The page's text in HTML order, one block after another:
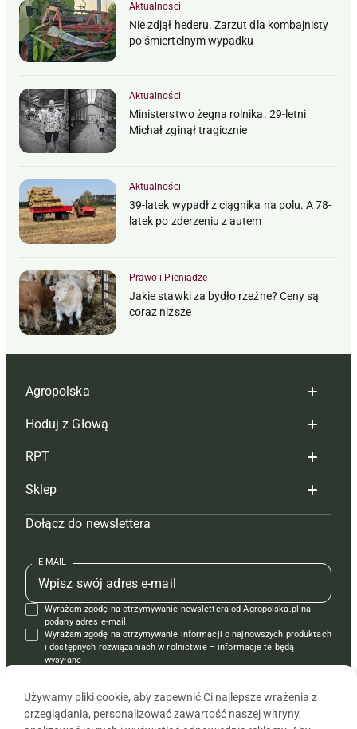
Aktualności
Nie zdjął hederu. Zarzut dla kombajnisty
po śmiertelnym wypadku
Aktualności
Ministerstwo żegna rolnika. 29-letni
Michał zginął tragicznie
Aktualności
39-latek wypadł z ciągnika na polu. A 78-
latek po zderzeniu z autem
Prawo i Pieniądze
Jakie stawki za bydło rzeźne? Ceny są
coraz niższe
Agropolska
Redakcja
Reklama
Tagi
Mapa serwisu
Kontakt
Regulamin
Polityka prywatności
Hoduj z Głową
Hoduj z głową bydło
Hoduj z głową świnie
Prenumerata
Redakcja
Kontakt
Reklama
RPT
Redakcja
Prenumerata
Reklama
Kontakt
Krzyżówki
Sklep
Czasopisma i prenumerata
Książki
Regulamin
Dołącz do newslettera
E-MAIL
Wyrażam zgodę na otrzymywanie newslettera od Agropolska.pl na
podany adres e-mail.
Wyrażam zgodę na otrzymywanie informacji o najnowszych produktach
i dostępnych rozwiązaniach w rolnictwie – informacje te będą
wysyłane
Używamy pliki cookie, aby zapewnić Ci najlepsze wrażenia z
przeglądania, personalizować zawartość naszej witryny,